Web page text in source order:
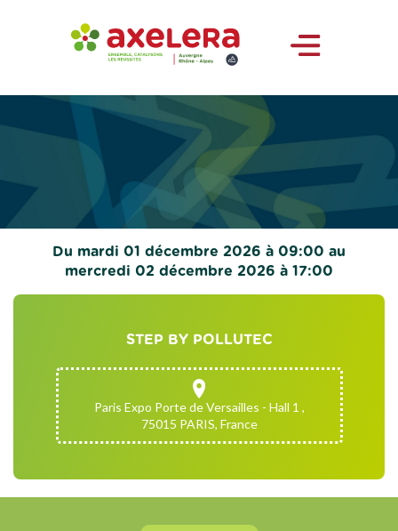
Du mardi 01 décembre 2026 à 09:00 au
mercredi 02 décembre 2026 à 17:00
STEP BY POLLUTEC
Paris Expo Porte de Versailles - Hall 1 ,
75015 PARIS, France